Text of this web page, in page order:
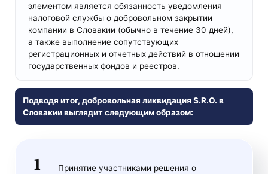
элементом является обязанность уведомления
налоговой службы о добровольном закрытии
компании в Словакии (обычно в течение 30 дней),
а также выполнение сопутствующих
регистрационных и отчетных действий в отношении
государственных фондов и реестров.
Подводя итог, добровольная ликвидация S.R.O. в
Словакии выглядит следующим образом:
Принятие участниками решения о